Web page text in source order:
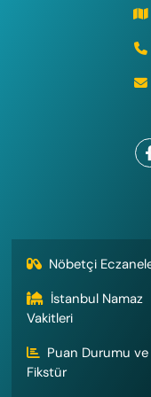
Nöbetçi
İstanbul Namaz
Vakitleri
Puan Durumu ve
Fikstür